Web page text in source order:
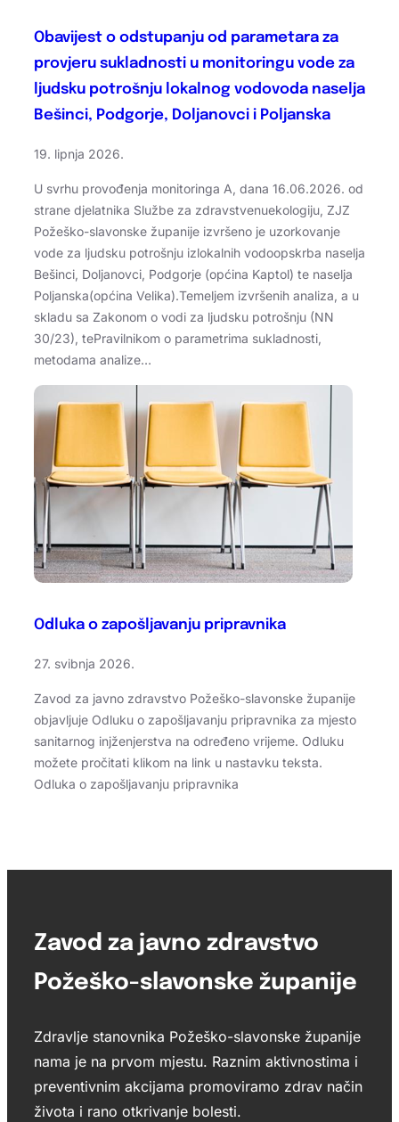
Obavijest o odstupanju od parametara za
provjeru sukladnosti u monitoringu vode za
ljudsku potrošnju lokalnog vodovoda naselja
Bešinci, Podgorje, Doljanovci i Poljanska
19. lipnja 2026.
U svrhu provođenja monitoringa A, dana 16.06.2026. od
strane djelatnika Službe za zdravstvenuekologiju, ZJZ
Požeško-slavonske županije izvršeno je uzorkovanje
vode za ljudsku potrošnju izlokalnih vodoopskrba naselja
Bešinci, Doljanovci, Podgorje (općina Kaptol) te naselja
Poljanska(općina Velika).Temeljem izvršenih analiza, a u
skladu sa Zakonom o vodi za ljudsku potrošnju (NN
30/23), tePravilnikom o parametrima sukladnosti,
metodama analize…
Odluka o zapošljavanju pripravnika
27. svibnja 2026.
Zavod za javno zdravstvo Požeško-slavonske županije
objavljuje Odluku o zapošljavanju pripravnika za mjesto
sanitarnog injženjerstva na određeno vrijeme. Odluku
možete pročitati klikom na link u nastavku teksta.
Odluka o zapošljavanju pripravnika
Zavod za javno zdravstvo
Požeško-slavonske županije
Zdravlje stanovnika Požeško-slavonske županije
nama je na prvom mjestu. Raznim aktivnostima i
preventivnim akcijama promoviramo zdrav način
života i rano otkrivanje bolesti.